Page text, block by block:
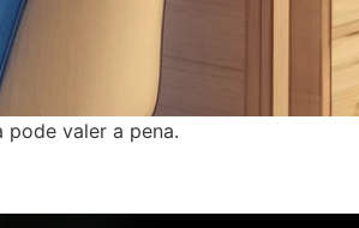
valer a pena.